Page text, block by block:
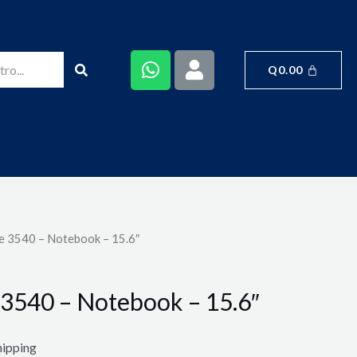
Q0.00
3540 – Notebook – 15.6″
– Notebook – 15.6″